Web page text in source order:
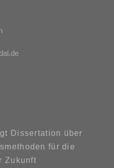
Dissertation über
für die
Zukunft